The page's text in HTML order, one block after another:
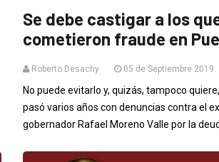
Se debe castigar a los
cometieron fraude en
Roberto Desachy 05 de Septiembre 2019
No puede evitarlo y, quizás, tampoco
pasó varios años con denuncias contra el ex
gobernador Rafael Moreno Valle por la